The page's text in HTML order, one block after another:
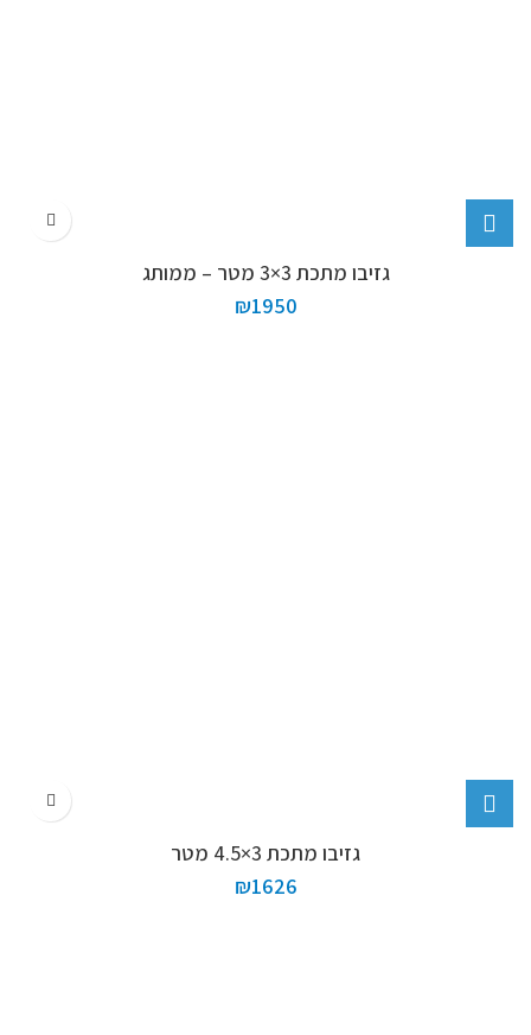
גזיבו מתכת 3×3 מטר – ממותג
₪1950
גזיבו מתכת 3×4.5 מטר
₪1626